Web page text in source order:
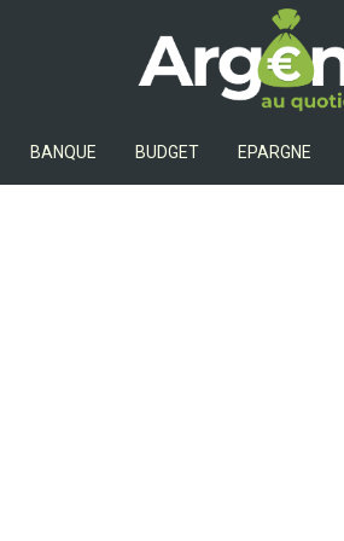
Argent Au
BANQUE BUDGET EPARGNE